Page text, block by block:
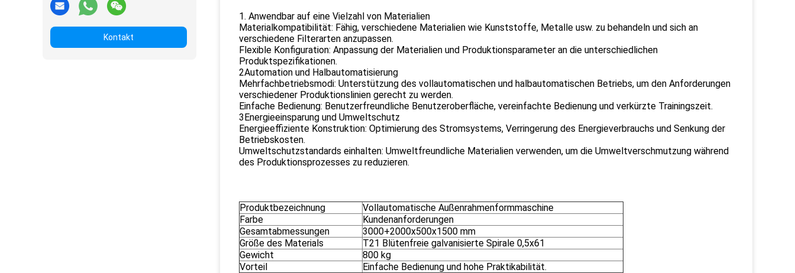
Kontakt
1. Anwendbar auf eine Vielzahl von Materialien
Materialkompatibilität: Fähig, verschiedene Materialien wie Kunststoffe, Metalle usw. zu behandeln und sich an
verschiedene Filterarten anzupassen.
Flexible Konfiguration: Anpassung der Materialien und Produktionsparameter an die unterschiedlichen
Produktspezifikationen.
2Automation und Halbautomatisierung
Mehrfachbetriebsmodi: Unterstützung des vollautomatischen und halbautomatischen Betriebs, um den Anforderungen
verschiedener Produktionslinien gerecht zu werden.
Einfache Bedienung: Benutzerfreundliche Benutzeroberfläche, vereinfachte Bedienung und verkürzte Trainingszeit.
3Energieeinsparung und Umweltschutz
Energieeffiziente Konstruktion: Optimierung des Stromsystems, Verringerung des Energieverbrauchs und Senkung der
Betriebskosten.
Umweltschutzstandards einhalten: Umweltfreundliche Materialien verwenden, um die Umweltverschmutzung während
des Produktionsprozesses zu reduzieren.
Produktbezeichnung
Vollautomatische Außenrahmenformmaschine
Farbe
Kundenanforderungen
Gesamtabmessungen
3000+2000x500x1500 mm
Größe des Materials
T21 Blütenfreie galvanisierte Spirale 0,5x61
Gewicht
800 kg
Vorteil
Einfache Bedienung und hohe Praktikabilität.